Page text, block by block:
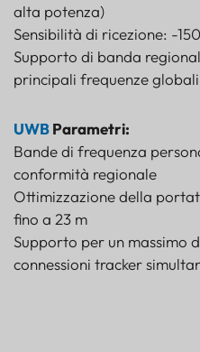
alta potenza)
Sensibilità di ricezione: -
Supporto di banda
principali frequenze globali
UWBParametri:
Bande di frequenza
conformità regionale
Ottimizzazione della
fino a 23 m
Supporto per un massimo
connessioni tracker